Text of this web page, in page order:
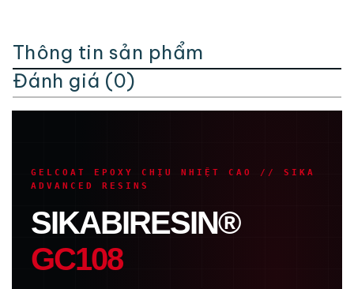
Thông tin sản phẩm
Đánh giá (0)
GELCOAT EPOXY CHỊU NHIỆT CAO // SIKA
ADVANCED RESINS
SIKABIRESIN®
GC108